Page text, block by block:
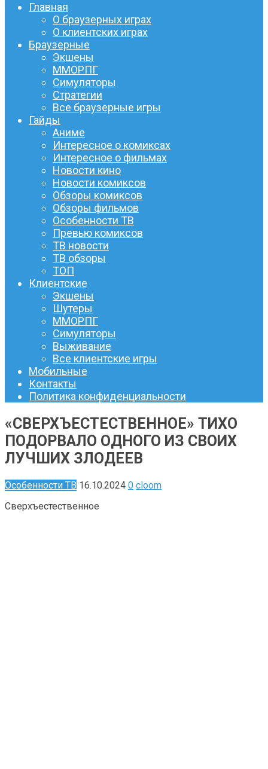
Главная
О браузерных играх
О клиентских играх
Браузерные
Экшены
ММОРПГ
Симуляторы
Стратегии
Все браузерные игры
Гайды
Аниме
Интересное о комиксах
Интересное о фильмах
Новости кино
Новости комиксов
Обзоры комиксов
Обзоры фильмов
Особенности ТВ
Превью комиксов
ТВ новости
ТВ обзоры
ТОП
Клиентские
Экшены
Шутеры
ММОРПГ
Симуляторы
Выживание
Все клиентские игры
Мобильные
Контакты
Политика конфиденциальности
«СВЕРХЪЕСТЕСТВЕННОЕ» ТИХО
ПОДОРВАЛО ОДНОГО ИЗ СВОИХ
ЛУЧШИХ ЗЛОДЕЕВ
Особенности ТВ 16.10.2024 0 cloom
Сверхъестественное